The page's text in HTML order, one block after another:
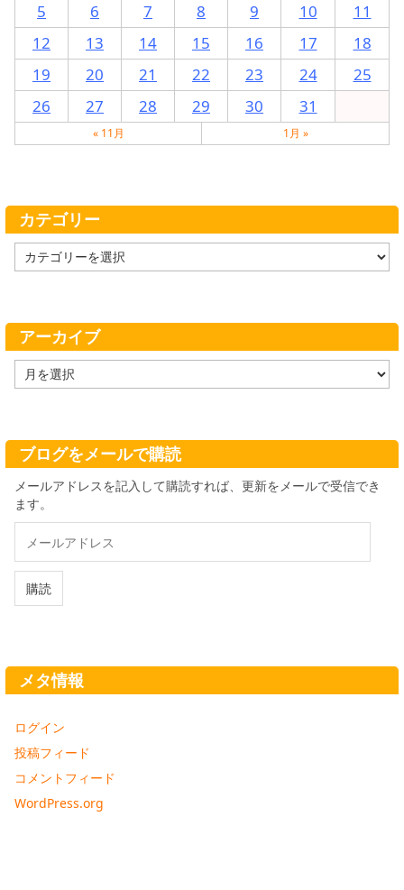
5
6 7 8 9 10
11
12
13 14 15 16 17
18
19
20 21 22 23 24
25
26
27 28 29 30 31
« 11月 1月 »
カテゴリー
テ
ー
アーカイブ
ー
ブ
ブログをメールで購読
メールアドレスを記入して購読すれば、更新をメールで受信でき
ます。
ル
ド
購読
メタ情報
ログイン
投稿フィード
コメントフィード
WordPress.org